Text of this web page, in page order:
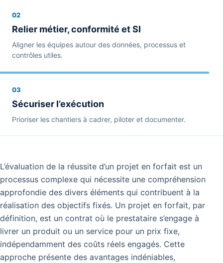
02
Relier métier, conformité et SI
Aligner les équipes autour des données, processus et
contrôles utiles.
03
Sécuriser l’exécution
Prioriser les chantiers à cadrer, piloter et documenter.
L’évaluation de la réussite d’un projet en forfait est un
processus complexe qui nécessite une compréhension
approfondie des divers éléments qui contribuent à la
réalisation des objectifs fixés. Un projet en forfait, par
définition, est un contrat où le prestataire s’engage à
livrer un produit ou un service pour un prix fixe,
indépendamment des coûts réels engagés. Cette
approche présente des avantages indéniables,